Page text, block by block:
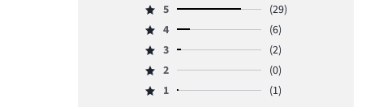
Ocena
5,
ilość
głosów
5
(29)
Ocena
4,
ilość
głosów
4
(6)
Ocena
3,
ilość
3
(2)
Ocena
2,
2
(0)
Ocena
1 (1)